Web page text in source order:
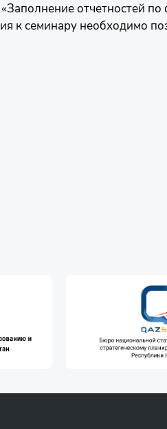
отчетностей
к семинару необходимо